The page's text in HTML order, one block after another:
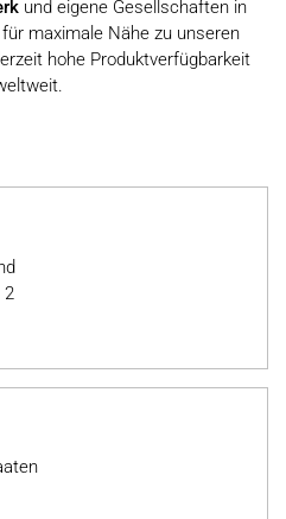
und eigene Gesellschaften in
maximale Nähe zu unseren
hohe Produktverfügbarkeit
2